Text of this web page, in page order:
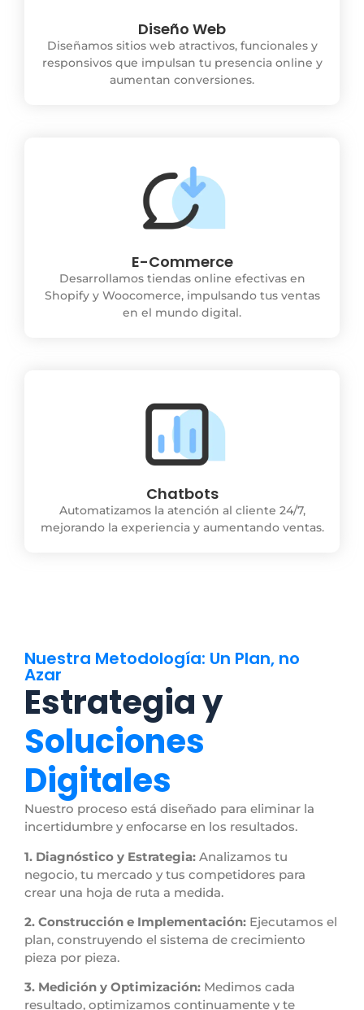
Diseño Web
Diseñamos sitios web atractivos, funcionales y
responsivos que impulsan tu presencia online y
aumentan conversiones.
E-Commerce
Desarrollamos tiendas online efectivas en
Shopify y Woocomerce, impulsando tus ventas
en el mundo digital.
Chatbots
Automatizamos la atención al cliente 24/7,
mejorando la experiencia y aumentando ventas.
Nuestra Metodología: Un Plan, no
Azar
Estrategia y
Soluciones
Digitales
Nuestro proceso está diseñado para eliminar la
incertidumbre y enfocarse en los resultados.
1. Diagnóstico y Estrategia: Analizamos tu
negocio, tu mercado y tus competidores para
crear una hoja de ruta a medida.
2. Construcción e Implementación: Ejecutamos el
plan, construyendo el sistema de crecimiento
pieza por pieza.
3. Medición y Optimización: Medimos cada
resultado, optimizamos continuamente y te